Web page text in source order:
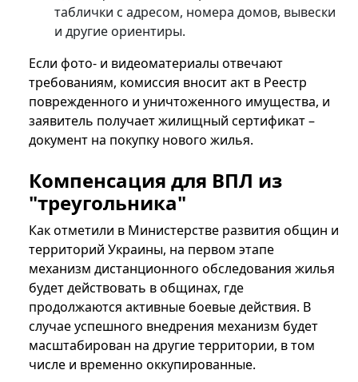
таблички с адресом, номера домов, вывески
и другие ориентиры.
Если фото- и видеоматериалы отвечают
требованиям, комиссия вносит акт в Реестр
поврежденного и уничтоженного имущества, и
заявитель получает жилищный сертификат –
документ на покупку нового жилья.
Компенсация для ВПЛ из
"треугольника"
Как отметили в Министерстве развития общин и
территорий Украины, на первом этапе
механизм дистанционного обследования жилья
будет действовать в общинах, где
продолжаются активные боевые действия. В
случае успешного внедрения механизм будет
масштабирован на другие территории, в том
числе и временно оккупированные.